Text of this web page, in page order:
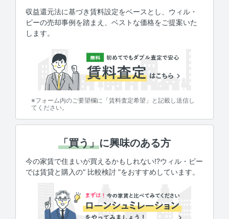
収益還元法に基づき賃料設定をベースとし、ウィル・
ビーの売却事例を踏まえ、ベストな価格をご提案いた
します。
※フォーム内のご要望欄に「賃料査定希望」と記載し送信し
てください。
「買う」に興味のある方
今の家賃で住まいが買えるかもしれない!?ウィル・ビー
では賃貸と購入の“ 比較検討 ”をおすすめしています。